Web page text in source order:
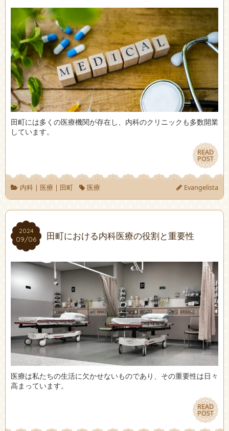
田町には多くの医療機関が存在し、内科のクリニックも多数開業
しています。
READ
POST
READ
POST
内科| 医療 | 田町 医療 Evangelista
2024
09/06
2024
09/06 田町における内科医療の役割と重要性
医療は私たちの生活に欠かせないものであり、その重要性は日々
高まっています。
READ
POST
READ
POST